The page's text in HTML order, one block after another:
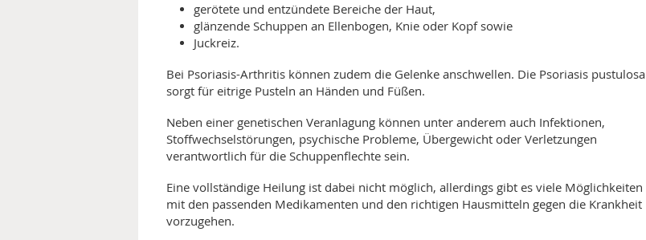
gerötete und entzündete Bereiche der Haut,
glänzende Schuppen an Ellenbogen, Knie oder Kopf sowie
Juckreiz.
Bei Psoriasis-Arthritis können zudem die Gelenke anschwellen. Die Psoriasis pustulosa
sorgt für eitrige Pusteln an Händen und Füßen.
Neben einer genetischen Veranlagung können unter anderem auch Infektionen,
Stoffwechselstörungen, psychische Probleme, Übergewicht oder Verletzungen
verantwortlich für die Schuppenflechte sein.
Eine vollständige Heilung ist dabei nicht möglich, allerdings gibt es viele Möglichkeiten
mit den passenden Medikamenten und den richtigen Hausmitteln gegen die Krankheit
vorzugehen.